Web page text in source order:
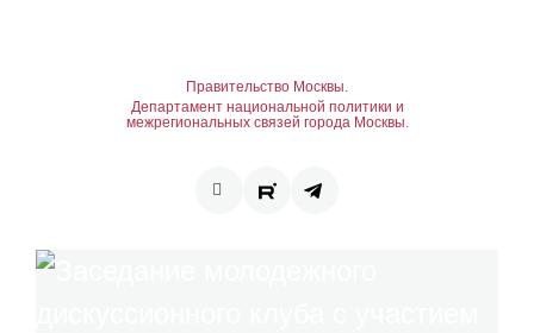
Правительство Москвы.
Департамент национальной политики и
межрегиональных связей города Москвы.